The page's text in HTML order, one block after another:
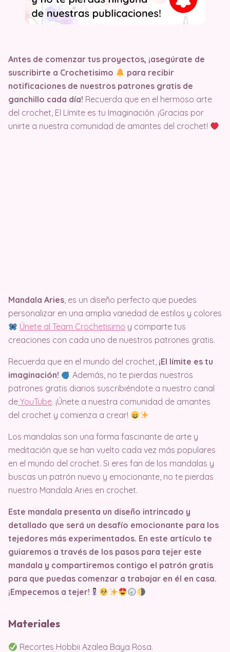
Antes de comenzar tus proyectos, ¡asegúrate de
suscribirte a Crochetisimo
para recibir
notificaciones de nuestros patrones gratis de
ganchillo cada día! Recuerda que en el hermoso arte
del crochet, El Límite es tu Imaginación. ¡Gracias por
unirte a nuestra comunidad de amantes del crochet!
Mandala Aries, es un diseño perfecto que puedes
personalizar en una amplia variedad de estilos y colores
Únete al Team Crochetisimo y comparte tus
creaciones con cada uno de nuestros patrones gratis.
Recuerda que en el mundo del crochet, ¡El límite es tu
imaginación!
Además, no te pierdas nuestros
patrones gratis diarios suscribiéndote a nuestro canal
de YouTube. ¡Únete a nuestra comunidad de amantes
del crochet y comienza a crear!
Los mandalas son una forma fascinante de arte y
meditación que se han vuelto cada vez más populares
en el mundo del crochet. Si eres fan de los mandalas y
buscas un patrón nuevo y emocionante, no te pierdas
nuestro Mandala Aries en crochet.
Este mandala presenta un diseño intrincado y
detallado que será un desafío emocionante para los
tejedores más experimentados. En este artículo te
guiaremos a través de los pasos para tejer este
mandala y compartiremos contigo el patrón gratis
para que puedas comenzar a trabajar en él en casa.
¡Empecemos a tejer!
Materiales
Recortes Hobbii Azalea Baya Rosa.